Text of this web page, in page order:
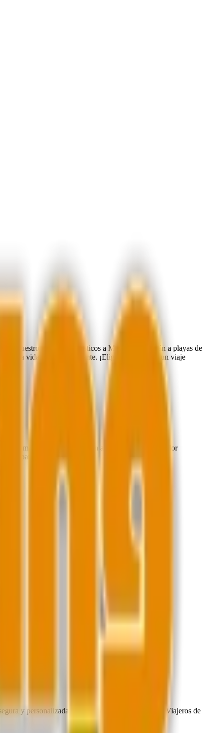
Nuestros paquetes turísticos a México te llevarán a playas de
en la vida nocturna vibrante. ¡Elige México para un viaje
más impresionantes, con aguas cristalinas de color
del paraíso en Cancún.
y personalizada de planificar tu próximo viaje. Viajeros de